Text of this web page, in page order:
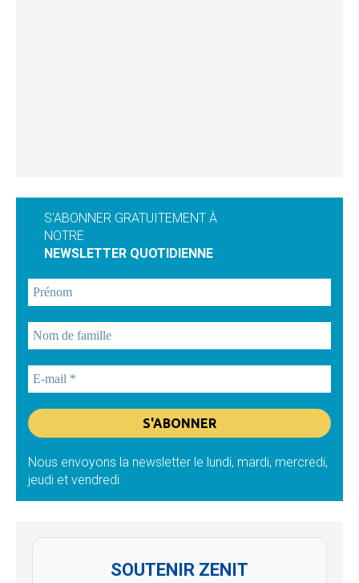
S'ABONNER GRATUITEMENT À
NOTRE
NEWSLETTER QUOTIDIENNE
Nous envoyons la newsletter le lundi, mardi, mercredi,
jeudi et vendredi
SOUTENIR ZENIT